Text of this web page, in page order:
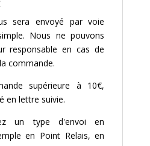
sera envoyé par voie
Nous ne pouvons
responsable en cas de
commande.
supérieure à 10€,
en lettre suivie.
un type d'envoi en
en Point Relais, en